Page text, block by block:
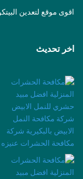
اقوى موقع لتعدين
اخر تحديث